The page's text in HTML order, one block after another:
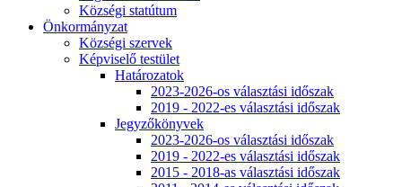
Községi statútum
Önkormányzat
Községi szervek
Képviselő testület
Határozatok
2023-2026-os választási időszak
2019 - 2022-es választási időszak
Jegyzőkönyvek
2023-2026-os választási időszak
2019 - 2022-es választási időszak
2015 - 2018-as választási időszak